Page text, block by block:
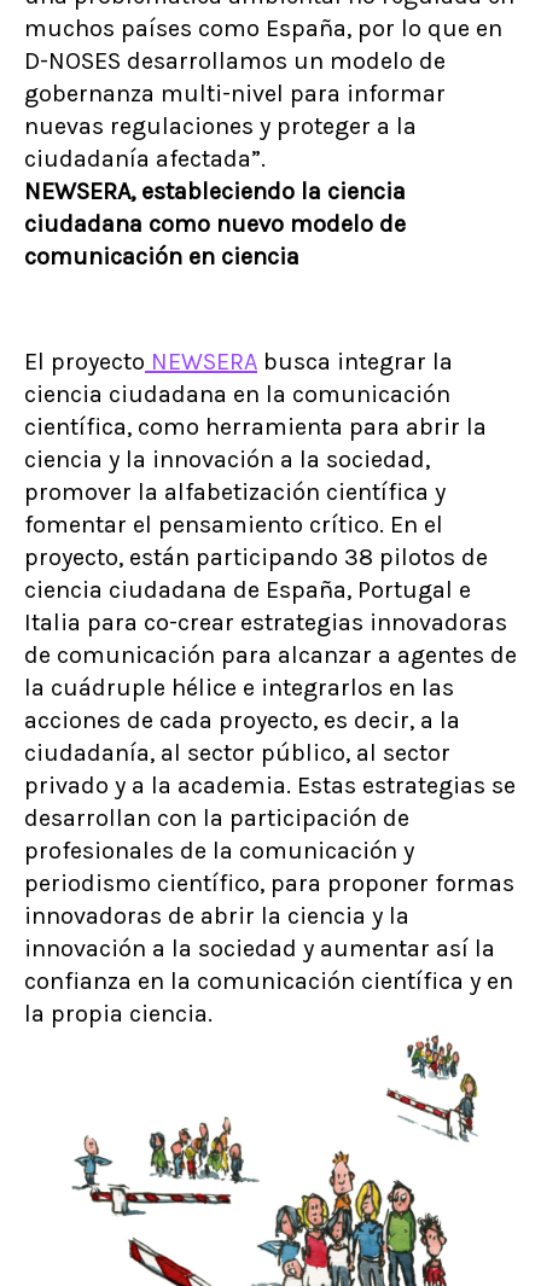
muchos países como España, por lo que en
D-NOSES desarrollamos un modelo de
gobernanza multi-nivel para informar
nuevas regulaciones y proteger a la
ciudadanía afectada”.
NEWSERA, estableciendo la ciencia
ciudadana como nuevo modelo de
comunicación en ciencia
El proyecto NEWSERA busca integrar la
ciencia ciudadana en la comunicación
científica, como herramienta para abrir la
ciencia y la innovación a la sociedad,
promover la alfabetización científica y
fomentar el pensamiento crítico. En el
proyecto, están participando 38 pilotos de
ciencia ciudadana de España, Portugal e
Italia para co-crear estrategias innovadoras
de comunicación para alcanzar a agentes de
la cuádruple hélice e integrarlos en las
acciones de cada proyecto, es decir, a la
ciudadanía, al sector público, al sector
privado y a la academia. Estas estrategias se
desarrollan con la participación de
profesionales de la comunicación y
periodismo científico, para proponer formas
innovadoras de abrir la ciencia y la
innovación a la sociedad y aumentar así la
confianza en la comunicación científica y en
la propia ciencia.